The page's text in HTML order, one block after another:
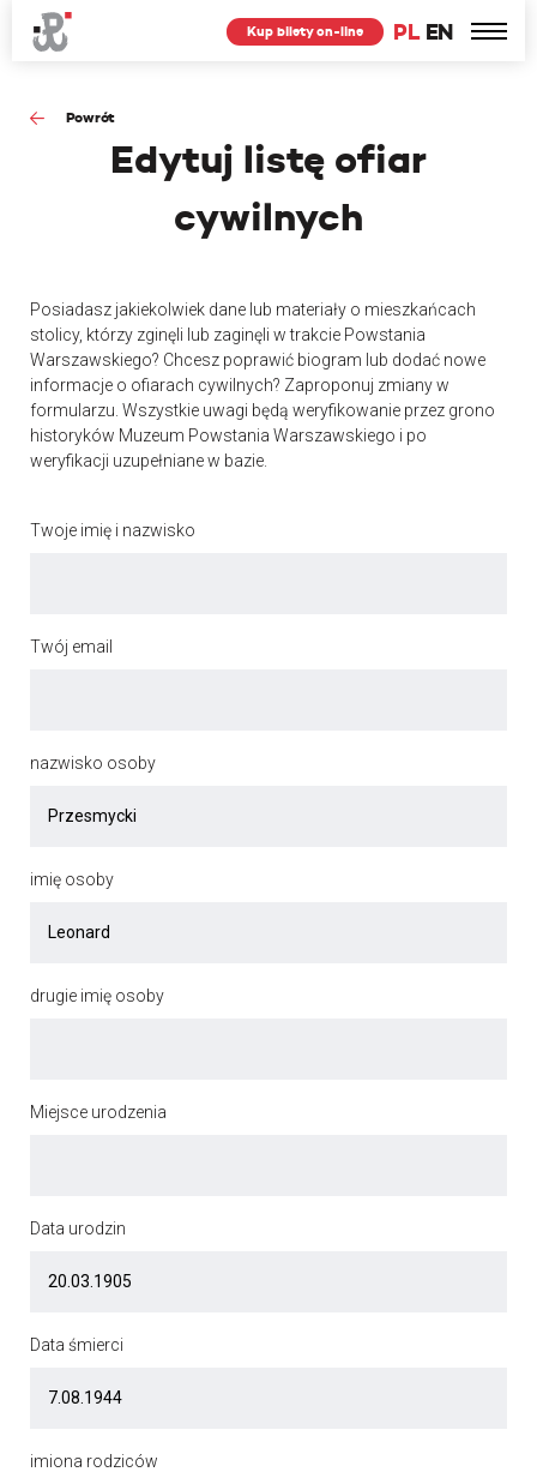
PL EN
Kup bilety on-line
Powrót
Edytuj listę ofiar
cywilnych
Posiadasz jakiekolwiek dane lub materiały o mieszkańcach
stolicy, którzy zginęli lub zaginęli w trakcie Powstania
Warszawskiego? Chcesz poprawić biogram lub dodać nowe
informacje o ofiarach cywilnych? Zaproponuj zmiany w
formularzu. Wszystkie uwagi będą weryfikowanie przez grono
historyków Muzeum Powstania Warszawskiego i po
weryfikacji uzupełniane w bazie.
Twoje imię i nazwisko
Twój email
nazwisko osoby
imię osoby
drugie imię osoby
Miejsce urodzenia
Data urodzin
Data śmierci
imiona rodziców